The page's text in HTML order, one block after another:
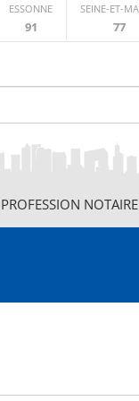
ESSONNE
91
SEINE-ET-
77
PROFESSION NOTAIRE